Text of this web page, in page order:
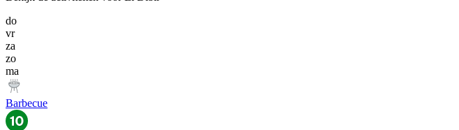
do
vr
za
zo
ma
Barbecue